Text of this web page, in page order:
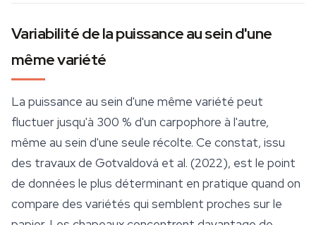
Variabilité de la puissance au sein d'une
même variété
La puissance au sein d'une même variété peut
fluctuer jusqu'à 300 % d'un carpophore à l'autre,
même au sein d'une seule récolte. Ce constat, issu
des travaux de Gotvaldová et al. (2022), est le point
de données le plus déterminant en pratique quand on
compare des variétés qui semblent proches sur le